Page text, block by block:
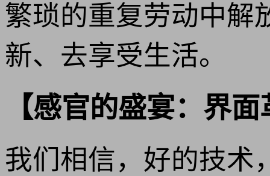
繁琐的重复劳动中解
新、去享受生活。
【感官的盛宴：界
我们相信，好的技术